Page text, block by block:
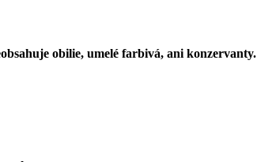
obilie, umelé farbivá, ani konzervanty.